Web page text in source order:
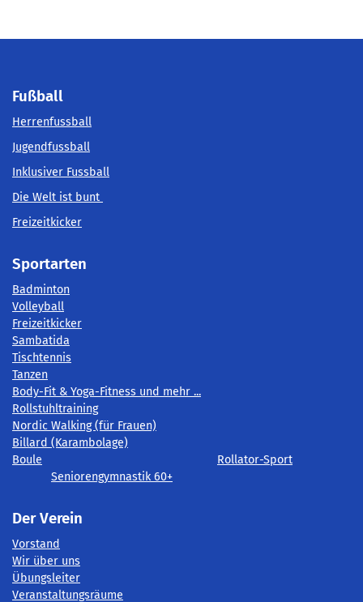
Fußball
Herrenfussball
Jugendfussball
Inklusiver Fussball
Die Welt ist bunt
Freizeitkicker
Sportarten
Badminton
Volleyball
Freizeitkicker
Sambatida
Tischtennis
Tanzen
Body-Fit & Yoga-Fitness und mehr ...
Rollstuhltraining
Nordic Walking (für Frauen)
Billard (Karambolage)
Boule
Rollator-Sport
Seniorengymnastik 60+
Der Verein
Vorstand
Wir über uns
Übungsleiter
Veranstaltungsräume